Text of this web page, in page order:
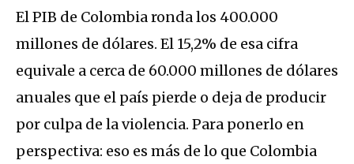
El PIB de Colombia ronda los 400.000
millones de dólares. El 15,2% de esa cifra
equivale a cerca de 60.000 millones de dólares
anuales que el país pierde o deja de producir
por culpa de la violencia. Para ponerlo en
perspectiva: eso es más de lo que Colombia